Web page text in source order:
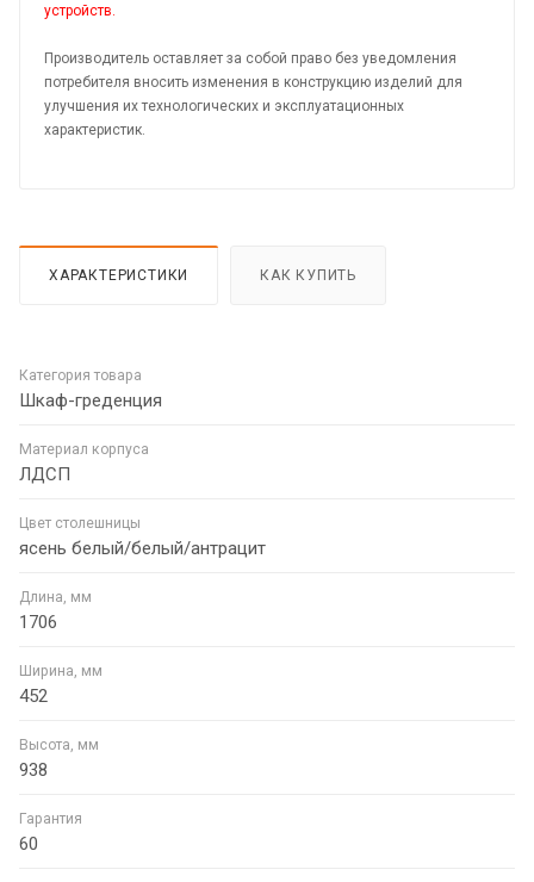
устройств.
Производитель оставляет за собой право без уведомления
потребителя вносить изменения в конструкцию изделий для
улучшения их технологических и эксплуатационных
характеристик.
ХАРАКТЕРИСТИКИ КАК КУПИТЬ
Категория товара
Шкаф-греденция
Материал корпуса
ЛДСП
Цвет столешницы
ясень белый/белый/антрацит
Длина, мм
1706
Ширина, мм
452
Высота, мм
938
Гарантия
60